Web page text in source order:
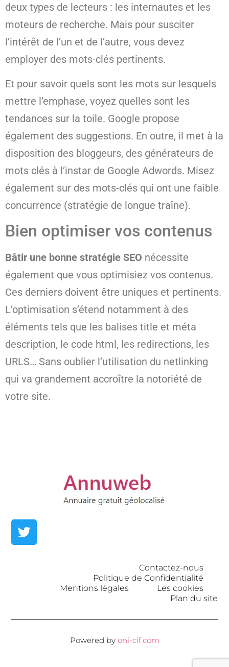
deux types de lecteurs : les internautes et les
moteurs de recherche. Mais pour susciter
l’intérêt de l’un et de l’autre, vous devez
employer des mots-clés pertinents.
Et pour savoir quels sont les mots sur lesquels
mettre l’emphase, voyez quelles sont les
tendances sur la toile. Google propose
également des suggestions. En outre, il met à la
disposition des bloggeurs, des générateurs de
mots clés à l’instar de Google Adwords. Misez
également sur des mots-clés qui ont une faible
concurrence (stratégie de longue traîne).
Bien optimiser vos contenus
Bâtir une bonne stratégie SEO nécessite
également que vous optimisiez vos contenus.
Ces derniers doivent être uniques et pertinents.
L’optimisation s’étend notamment à des
éléments tels que les balises title et méta
description, le code html, les redirections, les
URLS… Sans oublier l’utilisation du netlinking
qui va grandement accroître la notoriété de
votre site.
Contactez-nous
Politique de Confidentialité
Mentions légales
Les cookies
Plan du site
Powered by oni-cif.com